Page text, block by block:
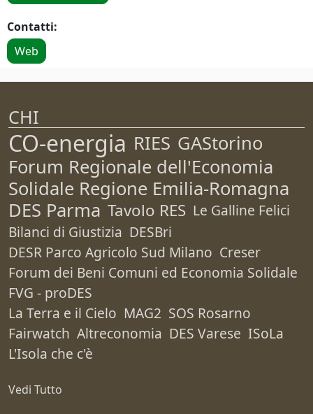
Contatti:
Web
CHI
CO-energia RIES GAStorino
Forum Regionale dell'Economia
Solidale Regione Emilia-Romagna
DES Parma Tavolo RES Le Galline Felici
Bilanci di Giustizia DESBri
DESR Parco Agricolo Sud Milano Creser
Forum dei Beni Comuni ed Economia Solidale
FVG - proDES
La Terra e il Cielo MAG2 SOS Rosarno
Fairwatch Altreconomia DES Varese ISoLa
L'Isola che c'è
Vedi Tutto